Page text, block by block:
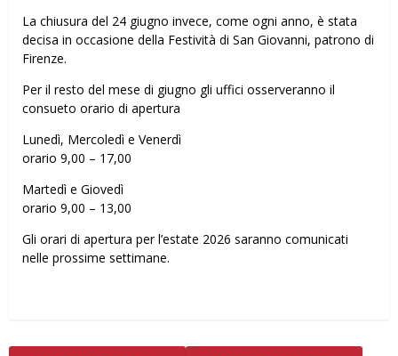
La chiusura del 24 giugno invece, come ogni anno, è stata
decisa in occasione della Festività di San Giovanni, patrono di
Firenze.
Per il resto del mese di giugno gli uffici osserveranno il
consueto orario di apertura
Lunedì, Mercoledì e Venerdì
orario 9,00 – 17,00
Martedì e Giovedì
orario 9,00 – 13,00
Gli orari di apertura per l’estate 2026 saranno comunicati
nelle prossime settimane.